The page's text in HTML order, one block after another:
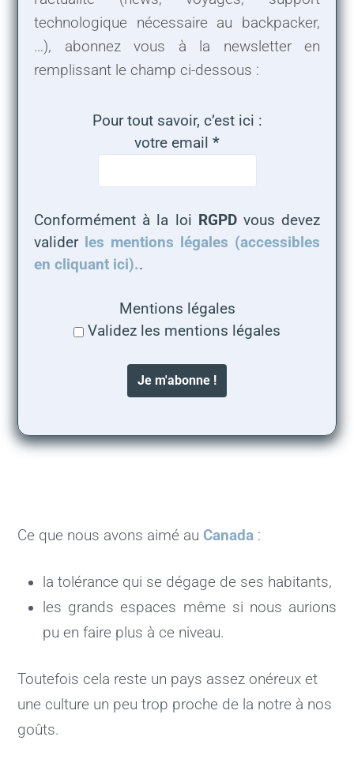
technologique nécessaire au backpacker,
…), abonnez vous à la newsletter en
remplissant le champ ci-dessous :
Pour tout savoir, c’est ici :
votre email *
Conformément à la loi RGPDvous devez
valider les mentions légales (accessibles
en cliquant ici)..
Mentions légales
Validez les mentions légales
Ce que nous avons aimé au Canada :
la tolérance qui se dégage de ses habitants,
les grands espaces même si nous aurions
pu en faire plus à ce niveau.
Toutefois cela reste un pays assez onéreux et
une culture un peu trop proche de la notre à nos
goûts.